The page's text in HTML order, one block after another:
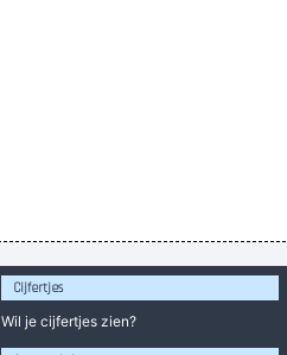
Cijfertjes
Wil je cijfertjes zien?